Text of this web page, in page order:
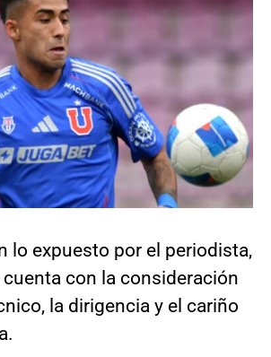
lo expuesto por el periodista,
con la consideración
la dirigencia y el cariño